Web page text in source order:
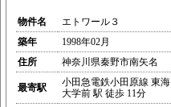
物件名
エトワール３
築年
1998年02月
住所
神奈川県秦野市南矢名
最寄駅
小田急電鉄小田原線 東海
大学前 駅 徒歩 11分